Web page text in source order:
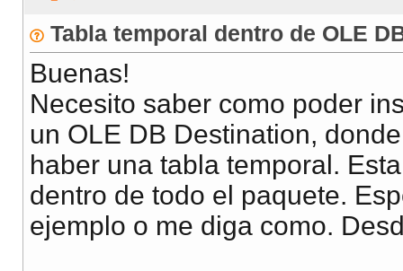
Tabla temporal dentro de OLE
Buenas!
Necesito saber como poder
un OLE DB Destination,
haber una tabla temporal.
dentro de todo el paquete.
ejemplo o me diga como.